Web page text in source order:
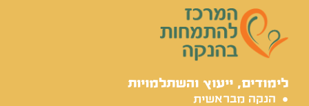
לימודים, ייעוץ והשתלמויות
הנקה מבראשית